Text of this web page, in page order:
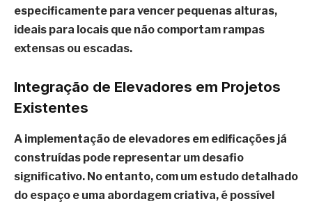
especificamente para vencer pequenas alturas,
ideais para locais que não comportam rampas
extensas ou escadas.
Integração de Elevadores em Projetos
Existentes
A implementação de elevadores em edificações já
construídas pode representar um desafio
significativo. No entanto, com um estudo detalhado
do espaço e uma abordagem criativa, é possível